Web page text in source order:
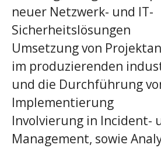
neuer Netzwerk- und IT-
Sicherheitslösungen
Umsetzung von
im produzierenden
und die Durchführung
Implementierung
Involvierung in Incident-
Management, sowie